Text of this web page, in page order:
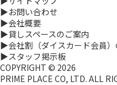
▶お問い合わせ
▶会社概要
▶貸しスペースのご案内
▶会社割（ダイスカード会員）
▶スタッフ掲示板
COPYRIGHT © 2026
PRIME PLACE CO, LTD. ALL